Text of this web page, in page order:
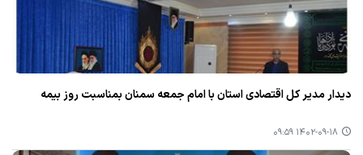
دیدار مدیر كل اقتصادی استان با امام جمعه سمنان بمناسبت روز بیمه
۱۴۰۲-۰۹-۱۸ ۰۹:۵۹